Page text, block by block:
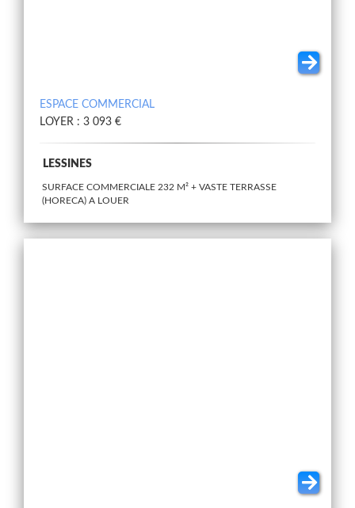
ESPACE COMMERCIAL
LOYER : 3 093 €
LESSINES
SURFACE COMMERCIALE 232 M² + VASTE TERRASSE
(HORECA) A LOUER